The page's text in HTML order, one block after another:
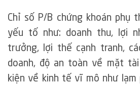
Chỉ số P/B chứng khoán phụ
yếu tố như: doanh thu, lợi
trưởng, lợi thế cạnh tranh,
doanh, độ an toàn về mặt
kiện về kinh tế vĩ mô như lạm